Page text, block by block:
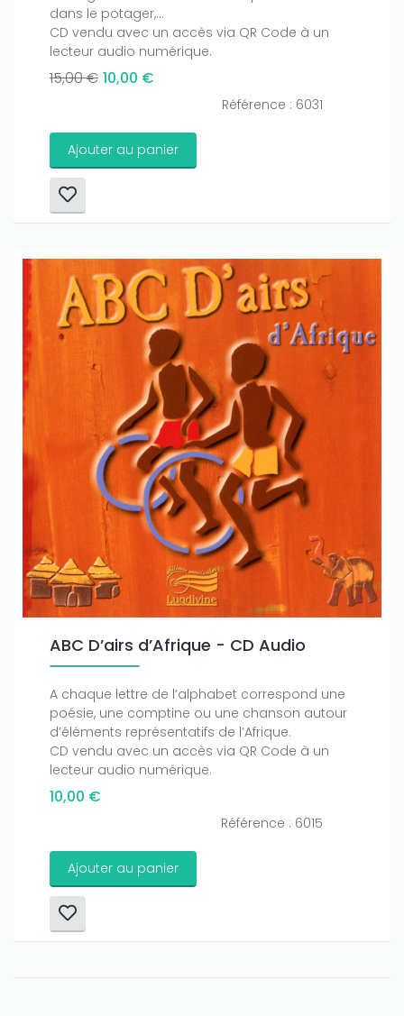
dans le potager,...
CD vendu avec un accès via QR Code à un
lecteur audio numérique.
15,00 € 10,00 €
Référence : 6031
Ajouter au panier
ABC D’airs d’Afrique - CD Audio
A chaque lettre de l’alphabet correspond une
poésie, une comptine ou une chanson autour
d’éléments représentatifs de l’Afrique.
CD vendu avec un accès via QR Code à un
lecteur audio numérique.
10,00 €
Référence : 6015
Ajouter au panier
Only play atJoo casino
amount on your credits!